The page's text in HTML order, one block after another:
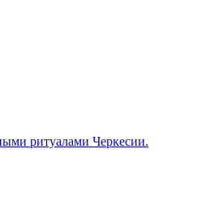
ритуалами Черкесии.